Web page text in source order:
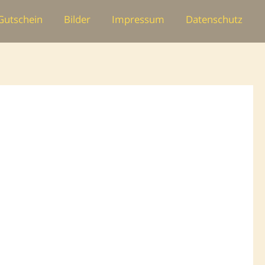
Bilder Impressum Datenschutz